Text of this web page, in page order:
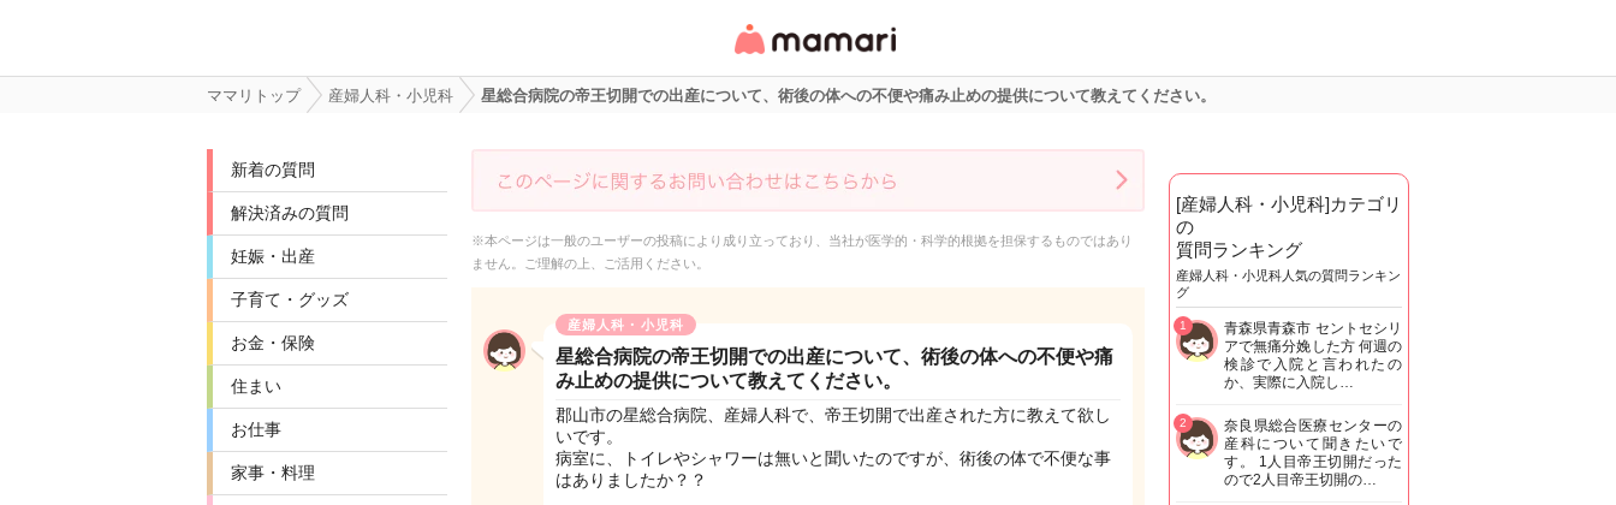
リ・情報サイト
ママリトップ 産婦人科・小児科 星総合病院の帝王切開での出産について、術後の体への不便や痛み止めの提供について教えてください。
新着の質問
解決済みの質問
妊娠・出産
子育て・グッズ
お金・保険
住まい
お仕事
家事・料理
※本ページは一般のユーザーの投稿により成り立っており、当社が医学的・科学的根拠を担保するものではあり
ません。ご理解の上、ご活用ください。
産婦人科・小児科
星総合病院の帝王切開での出産について、術後の体への不便や痛
み止めの提供について教えてください。
郡山市の星総合病院、産婦人科で、帝王切開で出産された方に教えて欲し
いです。
病室に、トイレやシャワーは無いと聞いたのですが、術後の体で不便な事
はありましたか？？
[産婦人科・小児科]カテゴリ
の
質問ランキング
産婦人科・小児科人気の質問ランキン
グ
青森県青森市 セントセシリ
アで無痛分娩した方 何週の
検診で入院と言われたの
か、実際に入院し…
1
奈良県総合医療センターの
産科について聞きたいで
す。 1人目帝王切開だった
ので2人目帝王切開の…
2